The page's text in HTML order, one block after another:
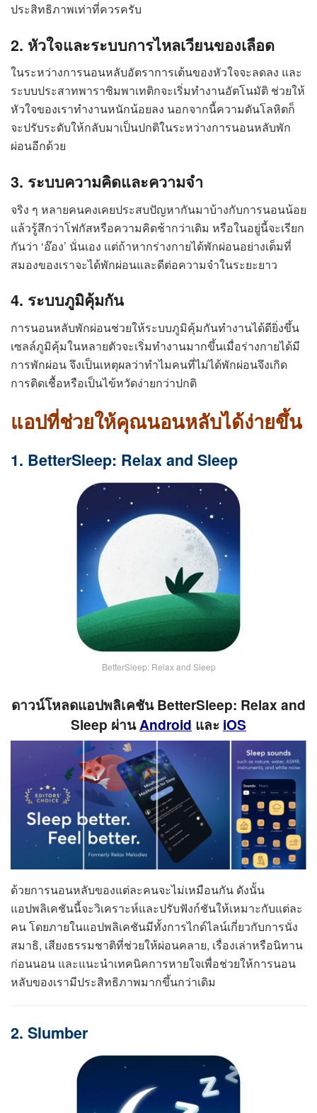
ประสิทธิภาพเท่าที่ควรครับ
2. หัวใจและระบบการไหลเวียนของเลือด
ในระหว่างการนอนหลับอัตราการเต้นของหัวใจจะลดลง และ
ระบบประสาทพาราซิมพาเทติกจะเริ่มทำงานอัตโนมัติ ช่วยให้
หัวใจของเราทำงานหนักน้อยลง นอกจากนี้ความดันโลหิตก็
จะปรับระดับให้กลับมาเป็นปกติในระหว่างการนอนหลับพัก
ผ่อนอีกด้วย
3. ระบบความคิดและความจำ
จริง ๆ หลายคนคงเคยประสบปัญหากันมาบ้างกับการนอนน้อย
แล้วรู้สึกว่าโฟกัสหรือความคิดช้ากว่าเดิม หรือในอยู่นี้จะเรียก
กันว่า ‘อ๊อง’ นั่นเอง แต่ถ้าหากร่างกายได้พักผ่อนอย่างเต็มที่
สมองของเราจะได้พักผ่อนและดีต่อความจำในระยะยาว
4. ระบบภูมิคุ้มกัน
การนอนหลับพักผ่อนช่วยให้ระบบภูมิคุ้มกันทำงานได้ดียิ่งขึ้น
เซลล์ภูมิคุ้มในหลายตัวจะเริ่มทำงานมากขึ้นเมื่อร่างกายได้มี
การพักผ่อน จึงเป็นเหตุผลว่าทำไมคนที่ไม่ได้พักผ่อนจึงเกิด
การติดเชื้อหรือเป็นไข้หวัดง่ายกว่าปกติ
แอปที่ช่วยให้คุณนอนหลับได้ง่ายขึ้น
1. BetterSleep: Relax and Sleep
BetterSleep: Relax and Sleep
ดาวน์โหลดแอปพลิเคชัน BetterSleep: Relax and
Sleep ผ่านAndroid และ iOS
ด้วยการนอนหลับของแต่ละคนจะไม่เหมือนกัน ดังนั้น
แอปพลิเคชันนี้จะวิเคราะห์และปรับฟังก์ชันให้เหมาะกับแต่ละ
คน โดยภายในแอปพลิเคชันมีทั้งการไกด์ไลน์เกี่ยวกับการนั่ง
สมาธิ, เสียงธรรมชาติที่ช่วยให้ผ่อนคลาย, เรื่องเล่าหรือนิทาน
ก่อนนอน และแนะนำเทคนิคการหายใจเพื่อช่วยให้การนอน
หลับของเรามีประสิทธิภาพมากขึ้นกว่าเดิม
2. Slumber